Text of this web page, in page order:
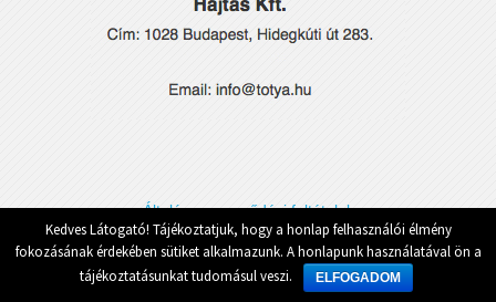
Általános szerződési feltételek
© Totya.hu. Minden jog fenntartva!
Kedves Látogató! Tájékoztatjuk, hogy a honlap felhasználói élmény
fokozásának érdekében sütiket alkalmazunk. A honlapunk használatával ön a
tájékoztatásunkat tudomásul veszi.
ELFOGADOM